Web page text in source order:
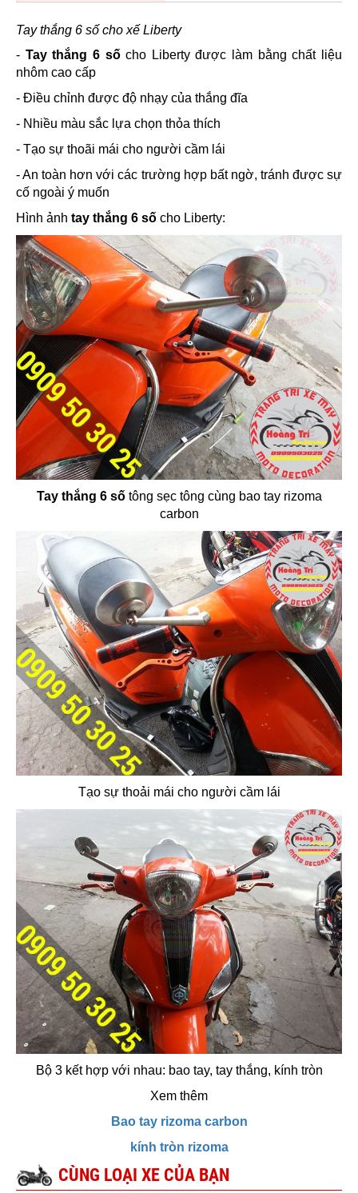
Tay thắng 6 số cho xế Liberty
- Tay thắng 6 sốcho Liberty được làm bằng chất liệu
nhôm cao cấp
- Điều chỉnh được độ nhạy của thắng đĩa
- Nhiều màu sắc lựa chọn thỏa thích
- Tạo sự thoãi mái cho người cầm lái
- An toàn hơn với các trường hợp bất ngờ, tránh được sự
cố ngoài ý muốn
Hình ảnh tay thắng 6 số cho Liberty:
Tay thắng 6 sốtông sẹc tông cùng bao tay rizoma
carbon
Tạo sự thoải mái cho người cầm lái
Bộ 3 kết hợp với nhau: bao tay, tay thắng, kính tròn
Xem thêm
Bao tay rizoma carbon
kính tròn rizoma
CÙNG LOẠI XE CỦA BẠN